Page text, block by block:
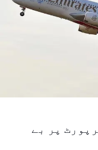
پر بے